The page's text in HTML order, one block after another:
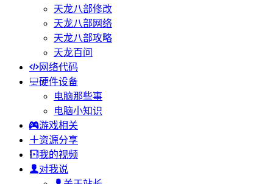
天龙八部修改
天龙八部网络
天龙八部攻略
天龙百问
网络代码
硬件设备
电脑那些事
电脑小知识
游戏相关
资源分享
我的视频
对我说